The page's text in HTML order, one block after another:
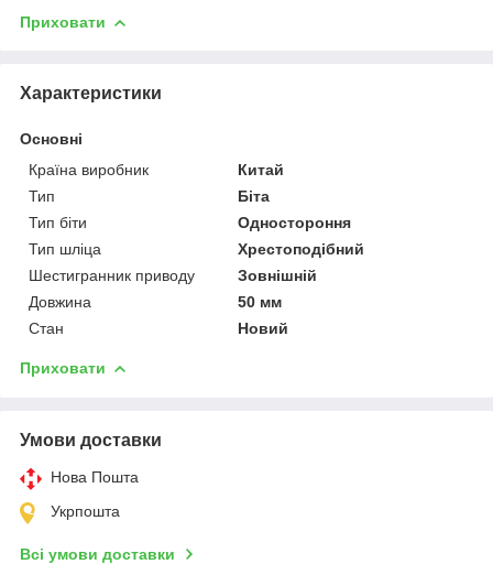
Приховати
Характеристики
Основні
Країна виробник
Китай
Тип
Біта
Тип біти
Одностороння
Тип шліца
Хрестоподібний
Шестигранник приводу
Зовнішній
Довжина
50 мм
Стан
Новий
Приховати
Умови доставки
Нова Пошта
Укрпошта
Всі умови доставки